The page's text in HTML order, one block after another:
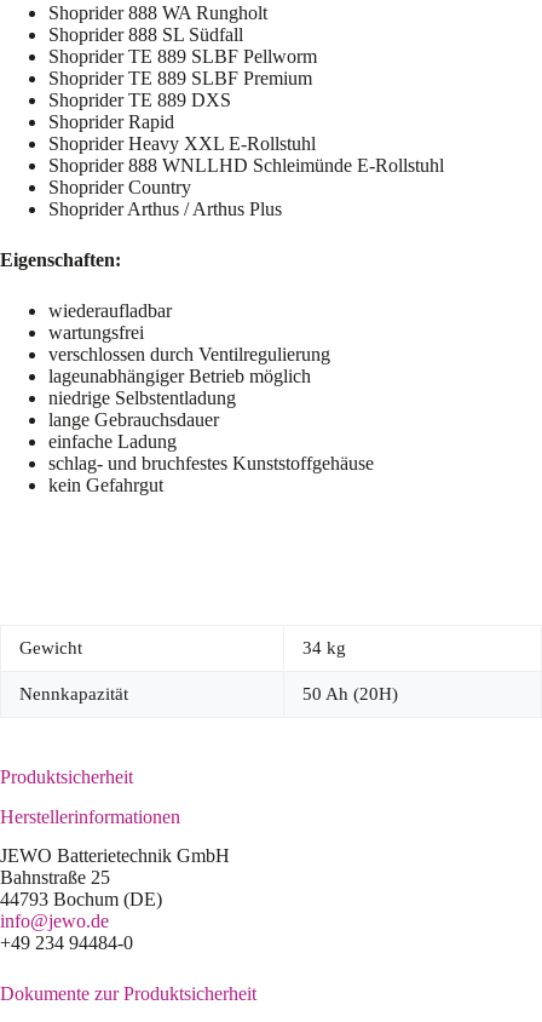
Shoprider 888 WA Rungholt
Shoprider 888 SL Südfall
Shoprider TE 889 SLBF Pellworm
Shoprider TE 889 SLBF Premium
Shoprider TE 889 DXS
Shoprider Rapid
Shoprider Heavy XXL E-Rollstuhl
Shoprider 888 WNLLHD Schleimünde E-Rollstuhl
Shoprider Country
Shoprider Arthus / Arthus Plus
Eigenschaften:
wiederaufladbar
wartungsfrei
verschlossen durch Ventilregulierung
lageunabhängiger Betrieb möglich
niedrige Selbstentladung
lange Gebrauchsdauer
einfache Ladung
schlag- und bruchfestes Kunststoffgehäuse
kein Gefahrgut
Gewicht 34 kg
Nennkapazität 50 Ah (20H)
Produktsicherheit
Herstellerinformationen
JEWO Batterietechnik GmbH
Bahnstraße 25
44793 Bochum (DE)
info@jewo.de
+49 234 94484-0
Dokumente zur Produktsicherheit